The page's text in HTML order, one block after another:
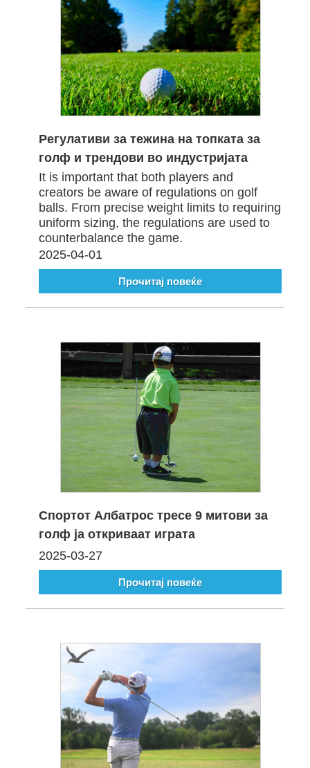
Регулативи за тежина на топката за
голф и трендови во индустријата
It is important that both players and
creators be aware of regulations on golf
balls. From precise weight limits to requiring
uniform sizing, the regulations are used to
counterbalance the game.
2025-04-01
Прочитај повеќе
Спортот Албатрос тресе 9 митови за
голф ја откриваат играта
2025-03-27
Прочитај повеќе